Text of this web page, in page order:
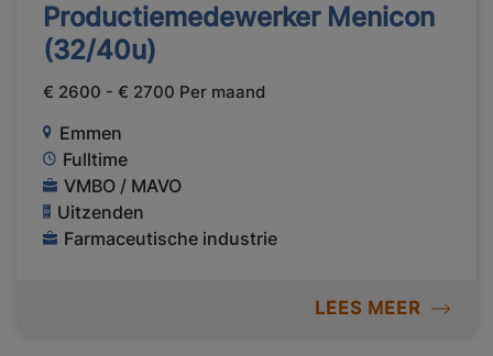
Productiemedewerker Menicon
(32/40u)
€ 2600 - € 2700 Per maand
Emmen
Fulltime
VMBO / MAVO
Uitzenden
Farmaceutische industrie
LEES MEER